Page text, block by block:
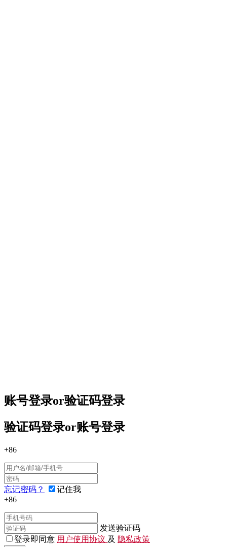
账号登录or验证码登录
验证码登录or账号登录
+86
忘记密码？
记住我
+86
发送验证码
登录即同意 用户使用协议 及 隐私政策